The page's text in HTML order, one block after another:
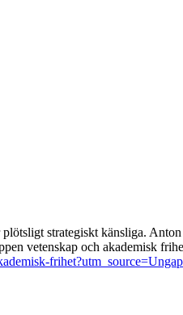
strategiskt känsliga.
vetenskap och akademisk